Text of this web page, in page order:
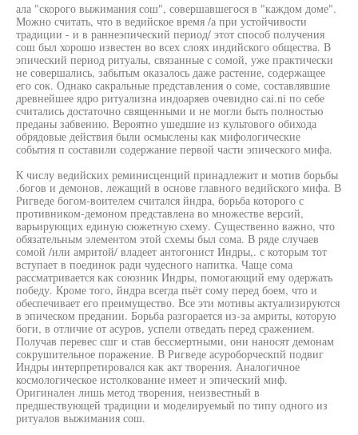
ала "скорого выжимания сош", совершавшегося в "каждом доме".
Можно считать, что в ведийское время /а при устойчивости
традиции - и в раннеэпический период/ этот способ получения
сош был хорошо известен во всех слоях индийского общества. В
эпический период ритуалы, связанные с сомой, уже практически
не совершались, забытым оказалось даже растение, содержащее
его сок. Однако сакральные представления о соме, составлявшие
древнейшее ядро ритуализна индоаряев очевидно cai.ni по себе
считались достаточно священными и не могли быть полностью
преданы забвению. Вероятно ушедшие из культового обихода
обрядовые действия были осмыслены как мифологические
события п составили содержание первой части эпического мифа.
К числу ведийских реминисценций принадлежит и мотив борьбы
.богов и демонов, лежащий в основе главного ведийского мифа. В
Ригведе богом-воителем считался йндра, борьба которого с
противником-демоном представлена во множестве версий,
варьирующих единую сюжетную схему. Существенно важно, что
обязательным элементом этой схемы был сома. В ряде случаев
сомой /или амритой/ владеет антогонист Индры,. с которым тот
вступает в поединок ради чудесного напитка. Чаще сома
рассматривается как союзник Индры, помогающий ему одержать
победу. Кроме того, йндра всегда пьёт сому перед боем, что и
обеспечивает его преимущество. Все эти мотивы актуализируются
в эпическом предании. Борьба разгорается из-за амриты, которую
боги, в отличие от асуров, успели отведать перед сражением.
Получав перевес сшг и став бессмертными, они наносят демонам
сокрушительное поражение. В Ригведе асуроборческпй подвиг
Индры интерпретировался как акт творения. Аналогичное
космологическое истолкование имеет и эпический миф.
Оригинален лишь метод творения, неизвестный в
предшествующей традиции и моделируемый по типу одного из
ритуалов выжимания сош.